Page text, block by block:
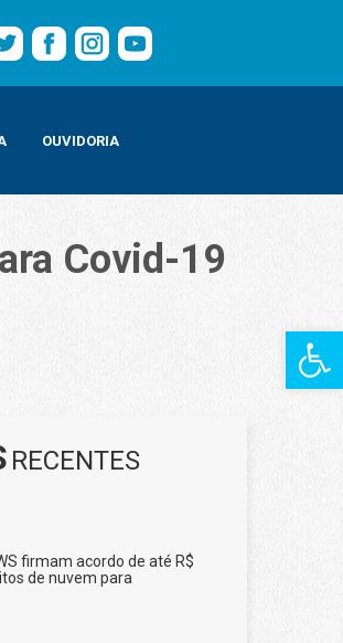
Barra de
OUVIDORIA
Covid-19
número de leitos para Covid-19 e taxa de
RECENTES
firmam acordo de até R$
de nuvem para